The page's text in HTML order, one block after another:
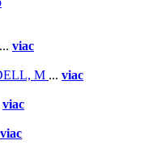
... viac
M ... viac
viac
viac